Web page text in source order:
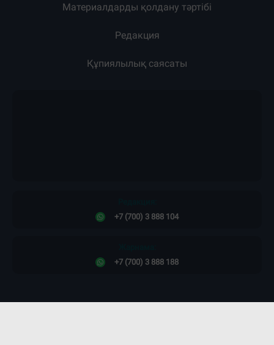
Материалдарды қолдану тәртібі
Редакция
Құпиялылық саясаты
+7 (700) 3 888 104
+7 (700) 3 888 188